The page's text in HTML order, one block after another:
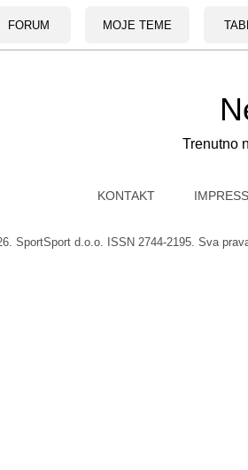
FORUM MOJE TEME
Trenutno
KONTAKT
SportSport d.o.o. ISSN 2744-2195. Sva